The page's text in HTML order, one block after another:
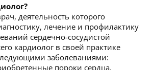
деятельность которого
лечение и профилактику
сердечно-сосудистой
кардиолог в своей практике
заболеваниями:
пороки сердца,